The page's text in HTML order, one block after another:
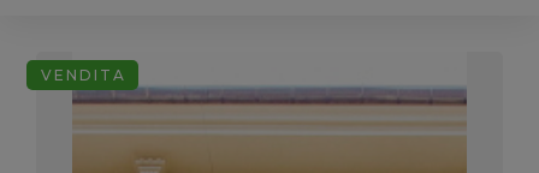
VENDITA